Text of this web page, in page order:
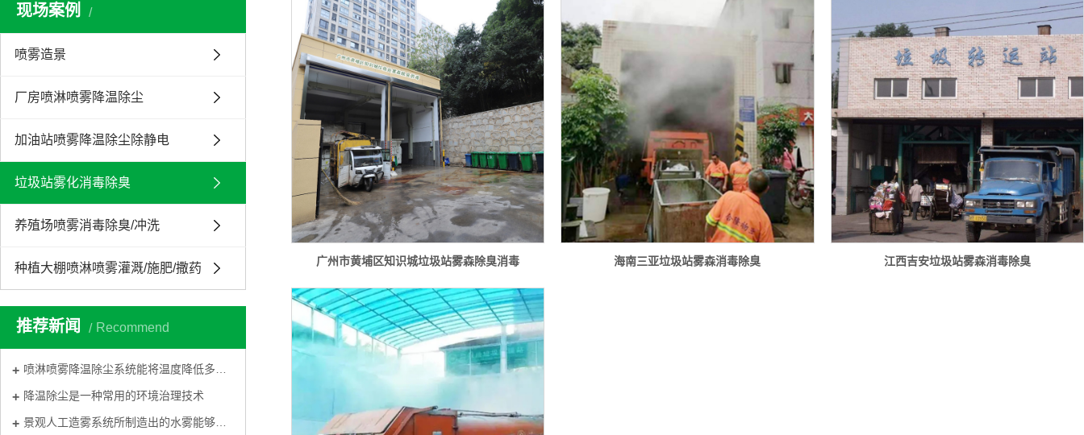
现场案例
喷雾造景
厂房喷淋喷雾降温除尘
加油站喷雾降温除尘除静电
垃圾站雾化消毒除臭
养殖场喷雾消毒除臭/冲洗
种植大棚喷淋喷雾灌溉/施肥/撒药
推荐新闻 Recommend
喷淋喷雾降温除尘系统能将温度降低多少度？
降温除尘是一种常用的环境治理技术
景观人工造雾系统所制造出的水雾能够营造出色彩斑斓
广州市黄埔区知识城垃圾站雾森除臭消毒 海南三亚垃圾站雾森消毒除臭 江西吉安垃圾站雾森消毒除臭